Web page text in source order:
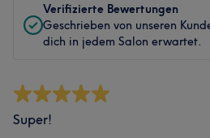
Verifizierte Bewertungen
Geschrieben von unseren
dich in jedem Salon erwartet.
Super!